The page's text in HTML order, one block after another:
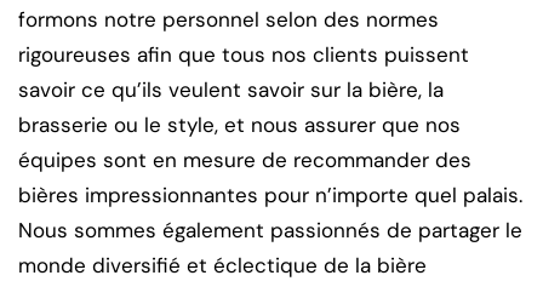
formons notre personnel selon des normes
rigoureuses afin que tous nos clients puissent
savoir ce qu’ils veulent savoir sur la bière, la
brasserie ou le style, et nous assurer que nos
équipes sont en mesure de recommander des
bières impressionnantes pour n’importe quel palais.
Nous sommes également passionnés de partager le
monde diversifié et éclectique de la bière